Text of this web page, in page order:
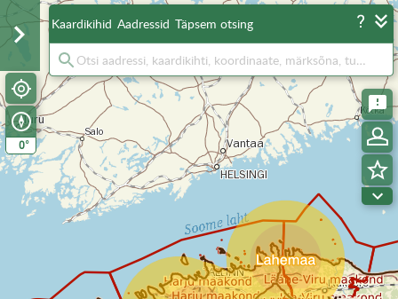
0°
Kaardikihid Aadressid Täpsem otsing